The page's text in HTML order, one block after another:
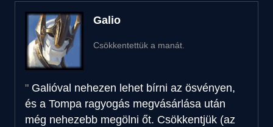
Galio
Csökkentettük a manát.
Galióval nehezen lehet bírni az ösvényen,
és a Tompa ragyogás megvásárlása után
még nehezebb megölni őt. Csökkentjük (az